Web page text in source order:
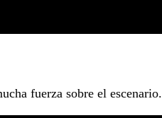
fuerza sobre el escenario.